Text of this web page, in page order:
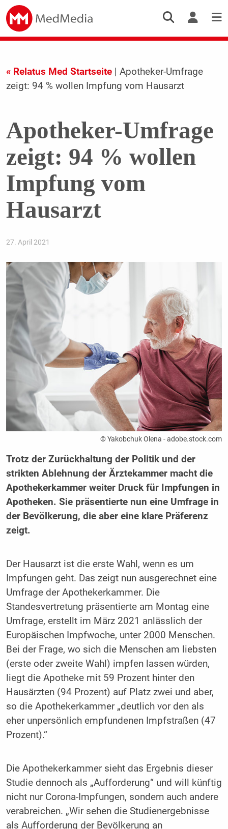
« Relatus Med Startseite| Apotheker-Umfrage
zeigt: 94 % wollen Impfung vom Hausarzt
Apotheker-Umfrage
zeigt: 94 % wollen
Impfung vom
Hausarzt
27. April 2021
© Yakobchuk Olena - adobe.stock.com
Trotz der Zurückhaltung der Politik und der
strikten Ablehnung der Ärztekammer macht die
Apothekerkammer weiter Druck für Impfungen in
Apotheken. Sie präsentierte nun eine Umfrage in
der Bevölkerung, die aber eine klare Präferenz
zeigt.
Der Hausarzt ist die erste Wahl, wenn es um
Impfungen geht. Das zeigt nun ausgerechnet eine
Umfrage der Apothekerkammer. Die
Standesvertretung präsentierte am Montag eine
Umfrage, erstellt im März 2021 anlässlich der
Europäischen Impfwoche, unter 2000 Menschen.
Bei der Frage, wo sich die Menschen am liebsten
(erste oder zweite Wahl) impfen lassen würden,
liegt die Apotheke mit 59 Prozent hinter den
Hausärzten (94 Prozent) auf Platz zwei und aber,
so die Apothekerkammer „deutlich vor den als
eher unpersönlich empfundenen Impfstraßen (47
Prozent).“
Die Apothekerkammer sieht das Ergebnis dieser
Studie dennoch als „Aufforderung“ und will künftig
nicht nur Corona-Impfungen, sondern auch andere
verabreichen. „Wir sehen die Studienergebnisse
als Aufforderung der Bevölkerung an